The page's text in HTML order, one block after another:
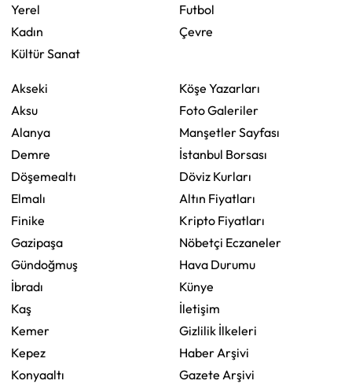
Yerel
Kadın
Kültür Sanat
Futbol
Çevre
Akseki
Aksu
Alanya
Demre
Döşemealtı
Elmalı
Finike
Gazipaşa
Gündoğmuş
İbradı
Kaş
Kemer
Kepez
Konyaaltı
Köşe Yazarları
Foto Galeriler
Manşetler Sayfası
İstanbul Borsası
Döviz Kurları
Altın Fiyatları
Kripto Fiyatları
Nöbetçi Eczaneler
Hava Durumu
Künye
İletişim
Gizlilik İlkeleri
Haber Arşivi
Gazete Arşivi